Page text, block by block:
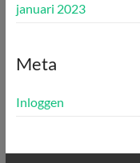
januari 2023
Meta
Inloggen